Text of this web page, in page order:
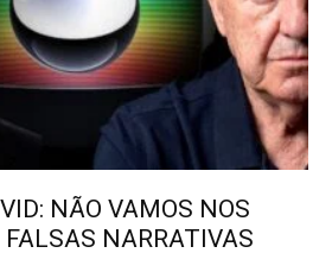
NÃO VAMOS NOS
FALSAS NARRATIVAS